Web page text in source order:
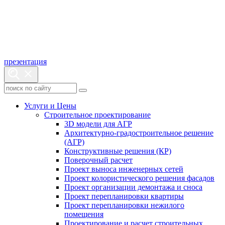
презентация
Услуги и Цены
Строительное проектирование
3D модели для АГР
Архитектурно-градостроительное решение
(АГР)
Конструктивные решения (КР)
Поверочный расчет
Проект выноса инженерных сетей
Проект колористического решения фасадов
Проект организации демонтажа и сноса
Проект перепланировки квартиры
Проект перепланировки нежилого
помещения
Проектирование и расчет строительных